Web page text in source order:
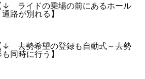
乗場の前にあるホール
路が別れる】
の登録も自動式～去勢
同時に行う】